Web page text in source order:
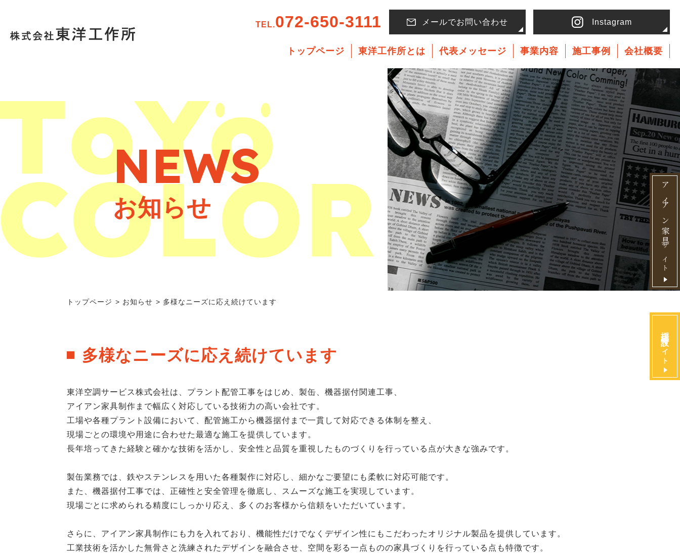
TEL.072-650-3111 メールでお問い合わせ Instagram
トップページ 東洋工作所とは 代表メッセージ 事業内容 施工事例 会社概要
NEWS
お知らせ
トップページ お知らせ 多様なニーズに応え続けています
多様なニーズに応え続けています
東洋空調サービス株式会社は、プラント配管工事をはじめ、製缶、機器据付関連工事、
アイアン家具制作まで幅広く対応している技術力の高い会社です。
工場や各種プラント設備において、配管施工から機器据付まで一貫して対応できる体制を整え、
現場ごとの環境や用途に合わせた最適な施工を提供しています。
長年培ってきた経験と確かな技術を活かし、安全性と品質を重視したものづくりを行っている点が大きな強みです。
製缶業務では、鉄やステンレスを用いた各種製作に対応し、細かなご要望にも柔軟に対応可能です。
また、機器据付工事では、正確性と安全管理を徹底し、スムーズな施工を実現しています。
現場ごとに求められる精度にしっかり応え、多くのお客様から信頼をいただいています。
さらに、アイアン家具制作にも力を入れており、機能性だけでなくデザイン性にもこだわったオリジナル製品を提供しています。
工業技術を活かした無骨さと洗練されたデザインを融合させ、空間を彩る一点ものの家具づくりを行っている点も特徴です。
アイアン家具
サイト
サイト